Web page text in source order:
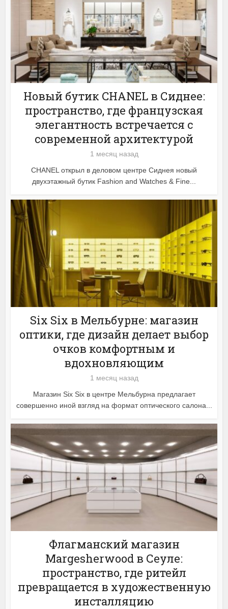
Новый бутик CHANEL в Сиднее:
пространство, где французская
элегантность встречается с
современной архитектурой
1 месяц назад
CHANEL открыл в деловом центре Сиднея новый
двухэтажный бутик Fashion and Watches & Fine...
Six Six в Мельбурне: магазин
оптики, где дизайн делает выбор
очков комфортным и
вдохновляющим
1 месяц назад
Магазин Six Six в центре Мельбурна предлагает
совершенно иной взгляд на формат оптического салона...
Флагманский магазин
Margesherwood в Сеуле:
пространство, где ритейл
превращается в художественную
инсталляцию